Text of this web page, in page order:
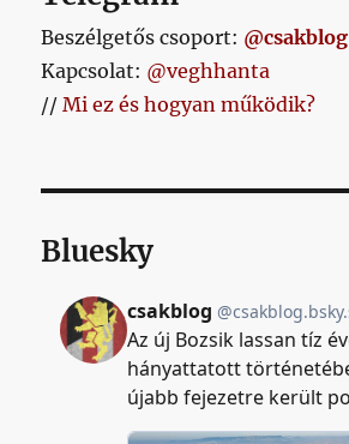
Beszélgetős csoport: @csakblog
Kapcsolat: @veghhanta
//Mi ez és hogyan működik?
Bluesky